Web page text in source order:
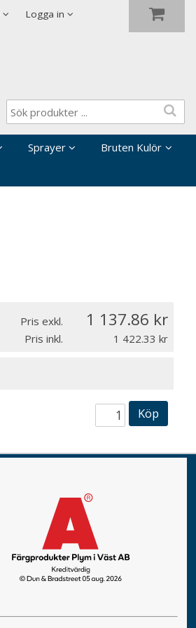
Logga in
Sprayer
Bruten Kulör
Pris exkl. 1 137.86
Pris inkl. 1 422.33
Köp